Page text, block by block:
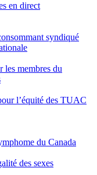
en direct
syndiqué
les membres du
l’équité des TUAC
du Canada
des sexes